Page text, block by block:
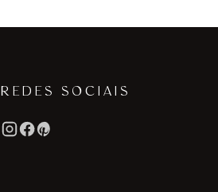
REDES SOCIAIS